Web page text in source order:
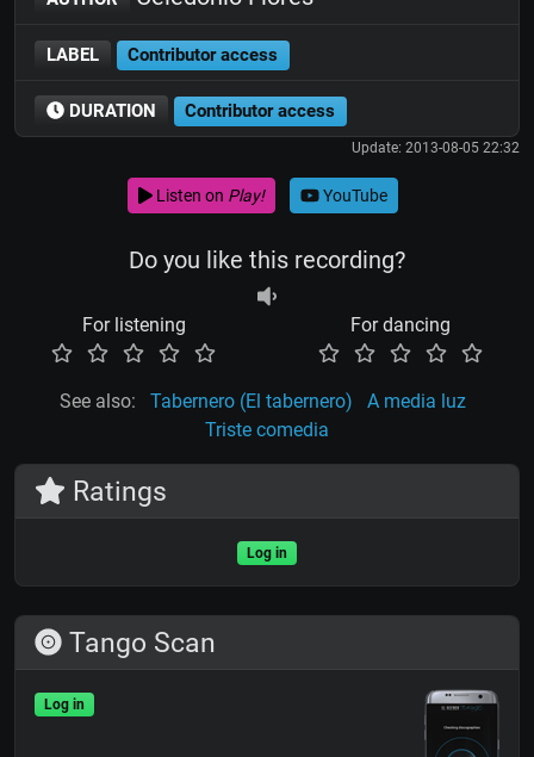
LABEL Contributor access
DURATION Contributor access
Update: 2013-08-05 22:32
Listen on Play! YouTube
Do you like this recording?
For listening For dancing
See also: Tabernero (El tabernero)
A media luz
Triste comedia
Ratings
Log in
Tango Scan
Log in